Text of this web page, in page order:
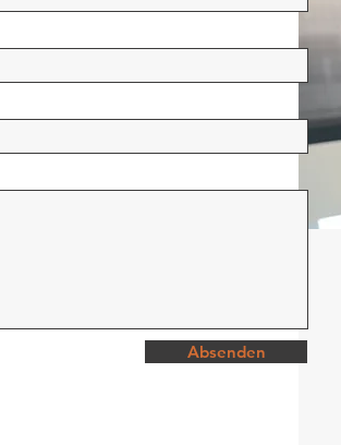
Absenden